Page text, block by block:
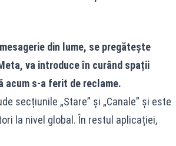
din lume, se pregătește
va introduce în curând spații
acum s-a ferit de reclame.
secțiunile „Stare” și „Canale” și este
la nivel global. În restul aplicației,